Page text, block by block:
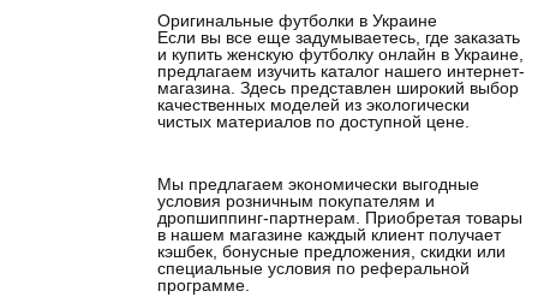
Оригинальные футболки в Украине
Если вы все еще задумываетесь, где заказать
и купить женскую футболку онлайн в Украине,
предлагаем изучить каталог нашего интернет-
магазина. Здесь представлен широкий выбор
качественных моделей из экологически
чистых материалов по доступной цене.
Мы предлагаем экономически выгодные
условия розничным покупателям и
дропшиппинг-партнерам. Приобретая товары
в нашем магазине каждый клиент получает
кэшбек, бонусные предложения, скидки или
специальные условия по реферальной
программе.